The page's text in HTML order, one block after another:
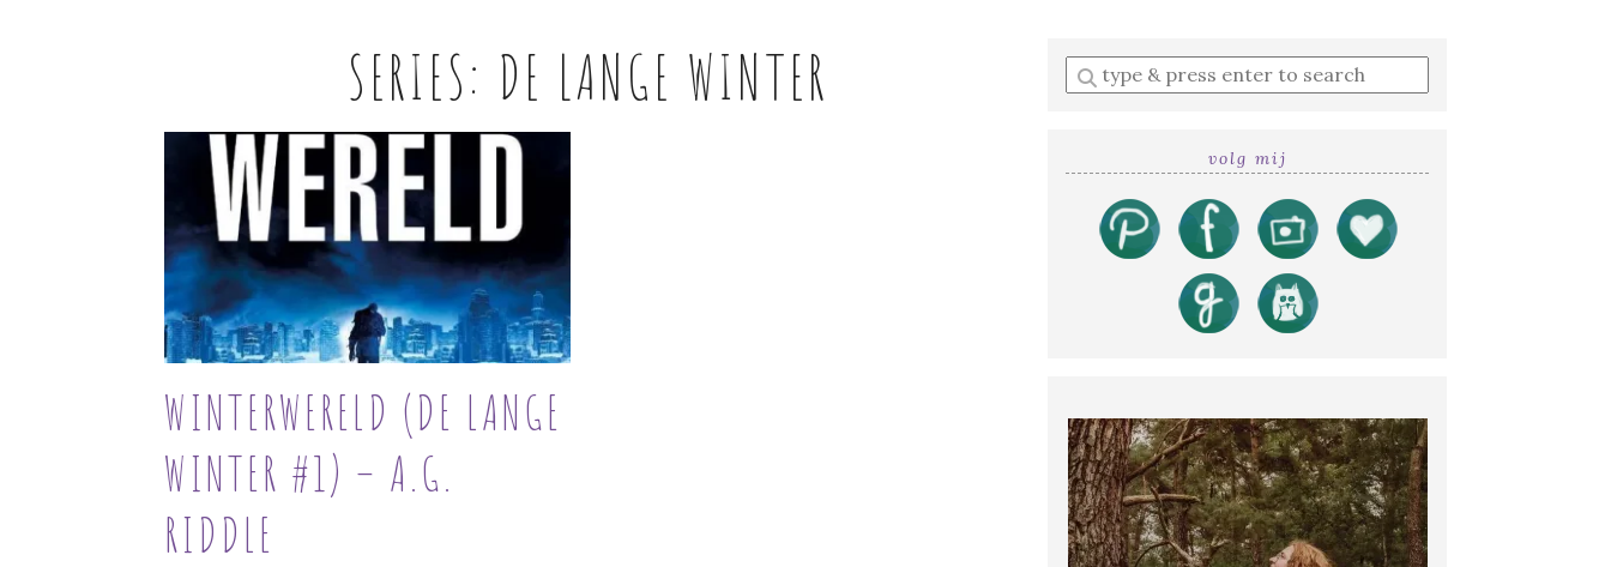
SERIES: DE LANGE WINTER
WINTERWERELD (DE LANGE
WINTER #1) – A.G.
RIDDLE
Enter
a
volg mij